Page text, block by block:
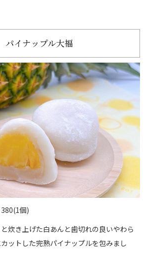
パイナップル大福
個)
炊き上げた白あんと歯切れの良いやわら
ットした完熟パイナップルを包みまし